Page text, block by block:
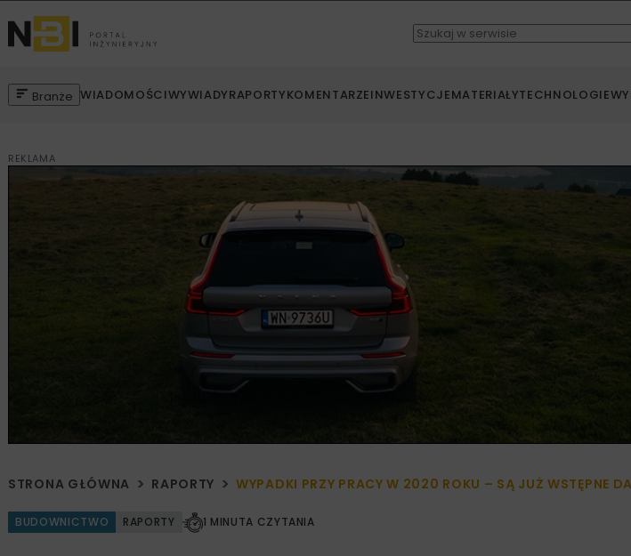
Branże WIADOMOŚCIWYWIADYRAPORTYKOMENTARZEINWESTYCJEMATERIAŁYTECHNOLOGIE
REKLAMA
STRONA GŁÓWNA RAPORTY WYPADKI PRZY PRACY W 2020 ROKU – SĄ JUŻ WSTĘPNE
BUDOWNICTWO RAPORTY 1 MINUTA CZYTANIA